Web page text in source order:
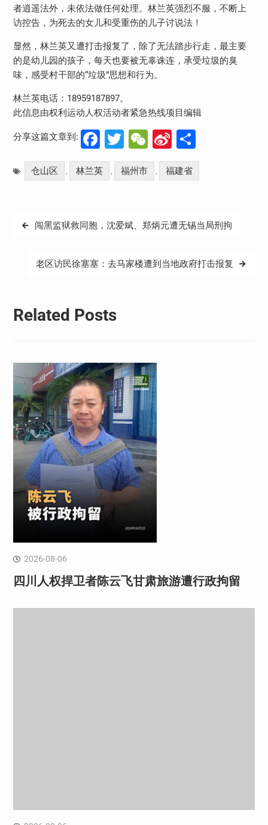
者逍遥法外，未依法做任何处理。林兰英强烈不服，不断上
访控告，为死去的女儿和受重伤的儿子讨说法！
显然，林兰英又遭打击报复了，除了无法踏步行走，最主要
的是幼儿园的孩子，每天也要被无辜诛连，承受垃圾的臭
味，感受村干部的“垃圾”思想和行为。
林兰英电话：18959187897。
此信息由权利运动人权活动者紧急热线项目编辑
分享这篇文章到: Facebook
Twitter
WeChat
Sina
Weibo
分
享
仓山区 , 林兰英 , 福州市 , 福建省
文
闯黑监狱救同胞，沈爱斌、郑炳元遭无锡当局刑拘
老区访民徐塞塞：去马家楼遭到当地政府打击报复
Related Posts
2026-08-06
四川人权捍卫者陈云飞甘肃旅游遭行政拘留